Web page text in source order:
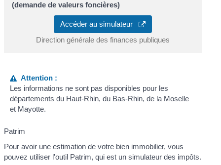
(demande de valeurs foncières)
Accéder au simulateur
Direction générale des finances publiques
Attention :
Les informations ne sont pas disponibles pour les
départements du Haut-Rhin, du Bas-Rhin, de la Moselle
et Mayotte.
Patrim
Pour avoir une estimation de votre bien immobilier, vous
pouvez utiliser l'outil Patrim, qui est un simulateur des impôts.